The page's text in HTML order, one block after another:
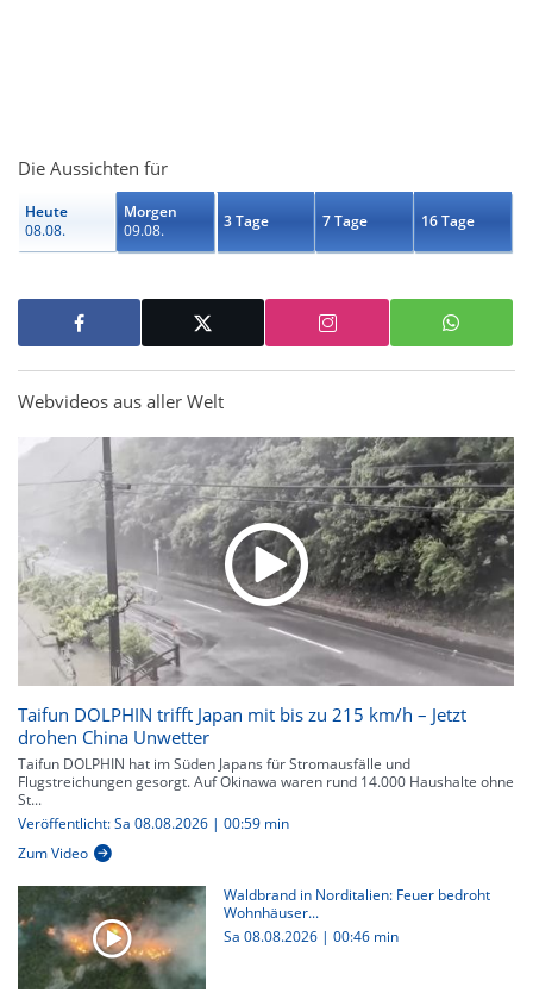
Die Aussichten für
Heute
08.08.
Morgen
09.08.
3 Tage 7 Tage 16 Tage
Webvideos aus aller Welt
Taifun DOLPHIN trifft Japan mit bis zu 215 km/h – Jetzt
drohen China Unwetter
Taifun DOLPHIN hat im Süden Japans für Stromausfälle und
Flugstreichungen gesorgt. Auf Okinawa waren rund 14.000 Haushalte ohne
St...
Veröffentlicht: Sa 08.08.2026 | 00:59 min
Zum Video
Waldbrand in Norditalien: Feuer bedroht
Wohnhäuser...
Sa 08.08.2026 | 00:46 min